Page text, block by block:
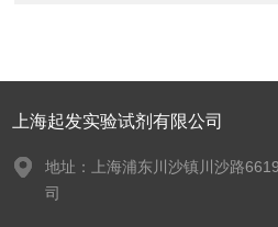
上海起发实验试剂有限公司
地址：上海浦东川沙镇川沙路
司